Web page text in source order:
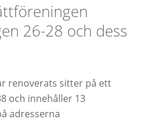
26-28 och dess
renoverats sitter på ett
och innehåller 13
adresserna